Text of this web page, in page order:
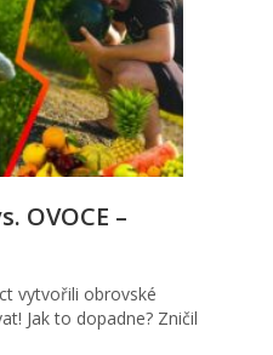
vs. OVOCE –
EXPERIMENT
OVOCE –
vytvořili obrovské
Jak to dopadne? Zničil